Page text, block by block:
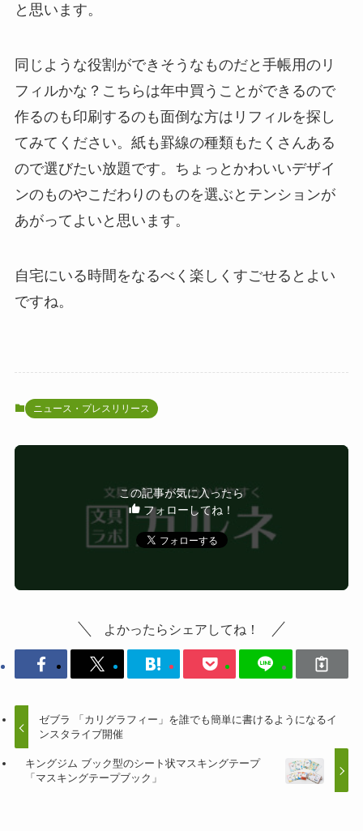
と思います。
同じような役割ができそうなものだと手帳用のリ
フィルかな？こちらは年中買うことができるので
作るのも印刷するのも面倒な方はリフィルを探し
てみてください。紙も罫線の種類もたくさんある
ので選びたい放題です。ちょっとかわいいデザイ
ンのものやこだわりのものを選ぶとテンションが
あがってよいと思います。
自宅にいる時間をなるべく楽しくすごせるとよい
ですね。
ニュース・プレスリリース
この記事が気に入ったら
フォローしてね！
よかったらシェアしてね！
ゼブラ 「カリグラフィー」を誰でも簡単に書けるようになるイ
ンスタライブ開催
キングジム ブック型のシート状マスキングテープ
「マスキングテープブック」